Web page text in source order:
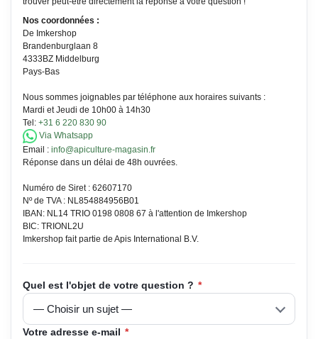
Nos coordonnées :
De Imkershop
Brandenburglaan 8
4333BZ Middelburg
Pays-Bas
Nous sommes joignables par téléphone aux horaires suivants :
Mardi et Jeudi de 10h00 à 14h30
Tel: +31 6 220 830 90
Via Whatsapp
Email : info@apiculture-magasin.fr
Réponse dans un délai de 48h ouvrées.
Numéro de Siret : 62607170
Nº de TVA : NL854884956B01
IBAN: NL14 TRIO 0198 0808 67 à l'attention de Imkershop
BIC: TRIONL2U
Imkershop fait partie de Apis International B.V.
Quel est l'objet de votre question ? *
Votre adresse e-mail *